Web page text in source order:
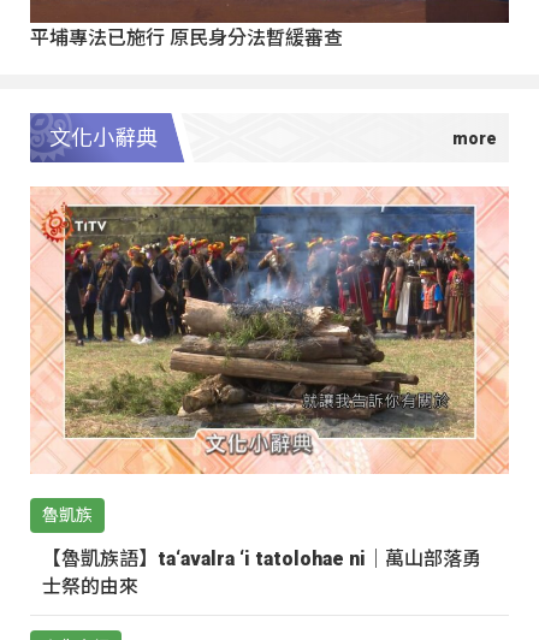
平埔專法已施行 原民身分法暫緩審查
文化小辭典
魯凱族
【魯凱族語】ta‘avalra ‘i tatolohae ni｜萬山部落勇
士祭的由來